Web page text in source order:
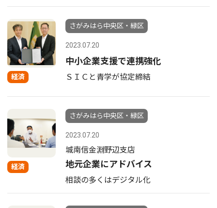
経済
さがみはら中央区・緑区
2023.07.20
中小企業支援で連携強化
ＳＩＣと青学が協定締結
経済
さがみはら中央区・緑区
2023.07.20
城南信金淵野辺支店
地元企業にアドバイス
相談の多くはデジタル化